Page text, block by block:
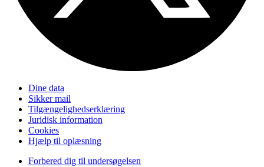
Dine data
Sikker mail
Tilgængelighedserklæring
Juridisk information
Cookies
Hjælp til oplæsning
Forbered dig til undersøgelsen